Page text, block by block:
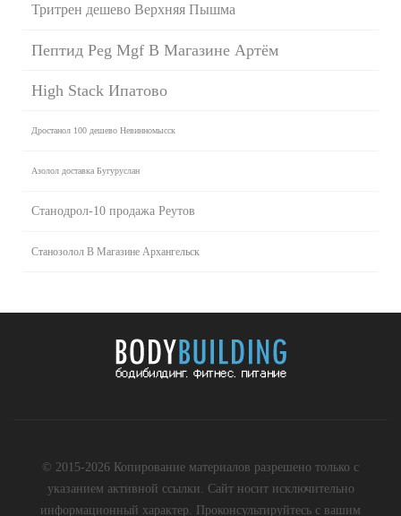
Тритрен дешево Верхняя Пышма
Пептид Peg Mgf В Магазине Артём
High Stack Ипатово
Дростанол 100 дешево Невинномысск
Азолол доставка Бугуруслан
Станодрол-10 продажа Реутов
Станозолол В Магазине Архангельск
© 2015-2026 Копирование материалов разрешено только с
указанием активной ссылки. Сайт носит исключительно
информационный характер. Проконсультируйтесь с вашим